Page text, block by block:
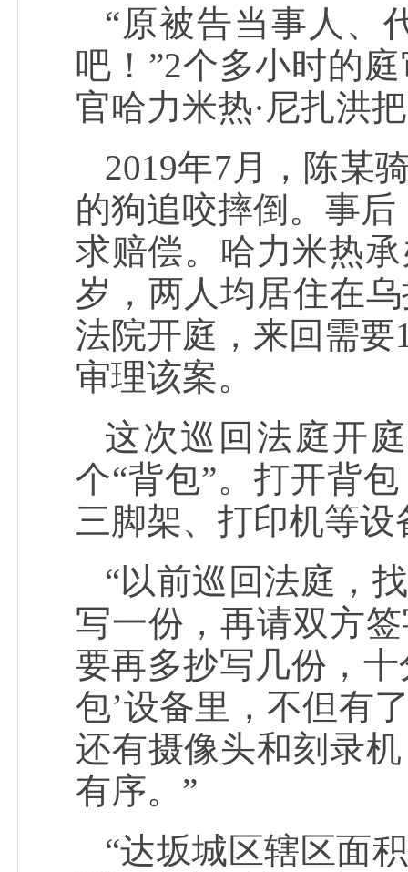
“原被告当事人、
吧！”2个多小时的
官哈力米热·尼扎洪
2019年7月，陈某
的狗追咬摔倒。事
求赔偿。哈力米热
岁，两人均居住在
法院开庭，来回需
审理该案。
这次巡回法庭开
个“背包”。打开背
三脚架、打印机等
“以前巡回法庭，
写一份，再请双方
要再多抄写几份，
包’设备里，不但有
还有摄像头和刻录
有序。”
“达坂城区辖区面